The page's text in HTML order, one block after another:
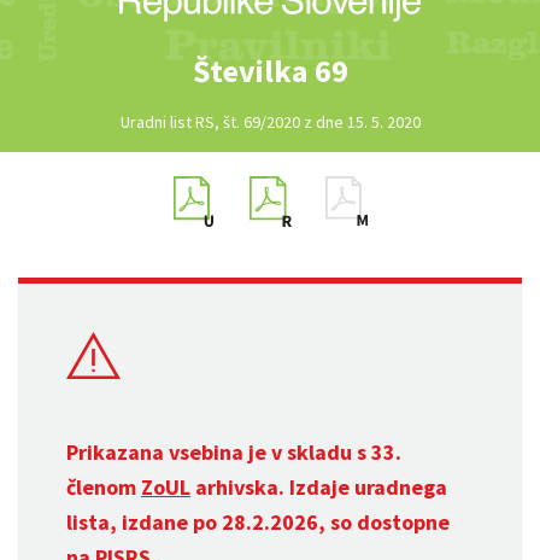
Številka 69
Uradni list RS, št. 69/2020 z dne 15. 5. 2020
Prikazana vsebina je v skladu s 33.
členom ZoUL arhivska. Izdaje uradnega
lista, izdane po 28.2.2026, so dostopne